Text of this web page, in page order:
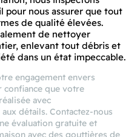
nous assurer que tout
de qualité élevées.
de nettoyer
enlevant tout débris et
dans un état impeccable.
engagement envers
confiance que votre
avec
détails. Contactez-nous
évaluation gratuite et
avec des gouttières de